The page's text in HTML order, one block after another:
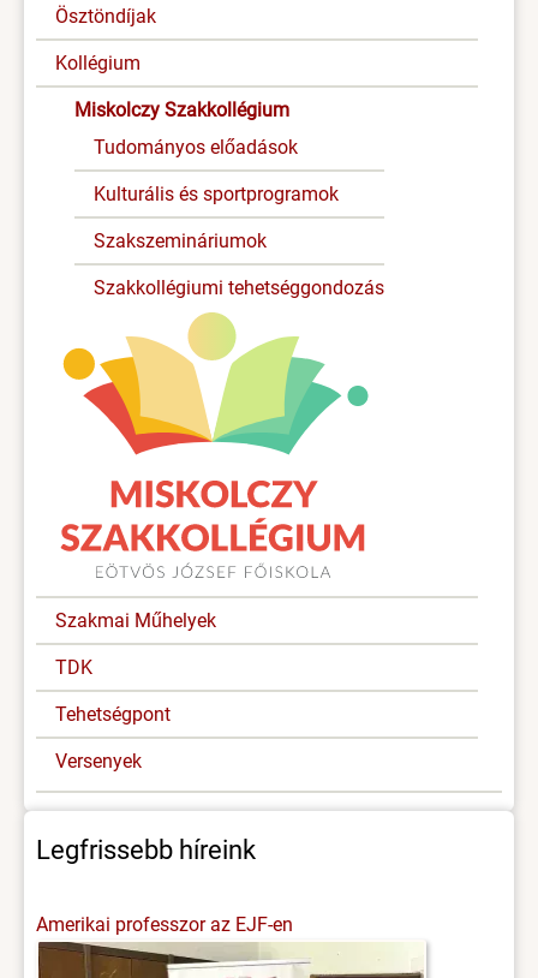
Ösztöndíjak
Kollégium
Miskolczy Szakkollégium
Tudományos előadások
Kulturális és sportprogramok
Szakszemináriumok
Szakkollégiumi tehetséggondozás
Szakmai Műhelyek
TDK
Tehetségpont
Versenyek
Legfrissebb híreink
Amerikai professzor az EJF-en